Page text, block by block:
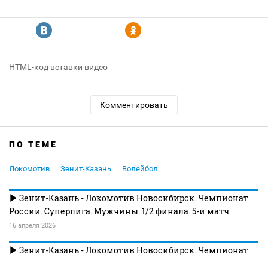
R Y
HTML-код вставки видео
Комментировать
ПО ТЕМЕ
Локомотив Зенит-Казань Волейбол
Зенит-Казань - Локомотив Новосибирск. Чемпионат
России. Суперлига. Мужчины. 1/2 финала. 5-й матч
16 апреля 2026
Зенит-Казань - Локомотив Новосибирск. Чемпионат